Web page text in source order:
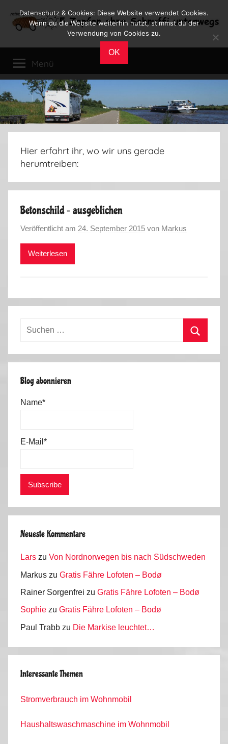
Inhalt
Reiseblog
Leben
im
Wohnmobil
Menü
Hier erfahrt ihr, wo wir uns gerade
herumtreiben:
Betonschild – ausgeblichen
Veröffentlicht am 24. September 2015 von Markus
Weiterlesen
Suchen
Blog abonnieren
Name*
E-Mail*
Neueste Kommentare
Lars zu Von Nordnorwegen bis nach Südschweden
Markus zu Gratis Fähre Lofoten – Bodø
Rainer Sorgenfrei zu Gratis Fähre Lofoten – Bodø
Sophie zu Gratis Fähre Lofoten – Bodø
Paul Trabb zu Die Markise leuchtet…
Interessante Themen
Stromverbrauch im Wohnmobil
Haushaltswaschmaschine im Wohnmobil
Datenschutz & Cookies: Diese Website verwendet Cookies.
Wenn du die Website weiterhin nutzt, stimmst du der
Verwendung von Cookies zu.
OK